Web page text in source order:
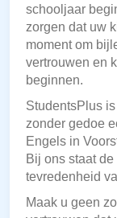
schooljaar
zorgen dat uw
moment om
vertrouwen en
beginnen.
StudentsPlus
zonder gedoe
Engels in
Bij ons staat
tevredenheid
Maak u geen